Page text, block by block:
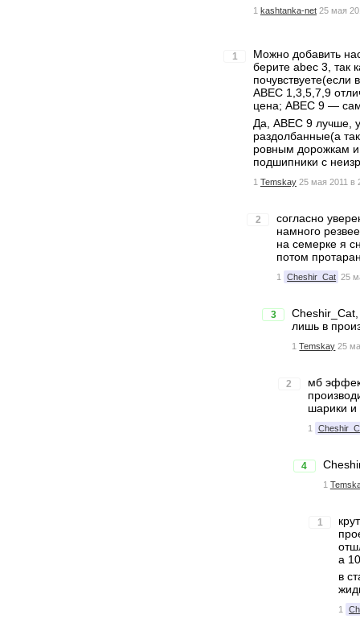
1 kashtanka-net 25 мая
1
Можно добавить
берите abec 3, так
почувствуете(если
ABEC 1,3,5,7,9
цена; ABEC 9 —
Да, ABEC 9 лучше,
раздолбанные(а
ровным дорожкам и
подшипники с
1 Temskay 25 мая 2011 в
2
согласно
намного
на семерке я
потом
1 Cheshir_Cat 25
3
лишь в
1 Temskay 25
2
мб
шарики и
1
4
1
1
а
в
1